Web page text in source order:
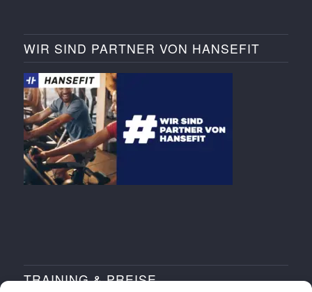
WIR SIND PARTNER VON HANSEFIT
TRAINING & PREISE